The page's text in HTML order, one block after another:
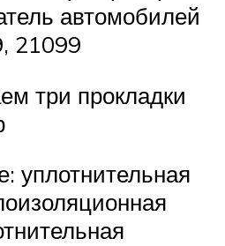
автомобилей
21099
три прокладки
уплотнительная